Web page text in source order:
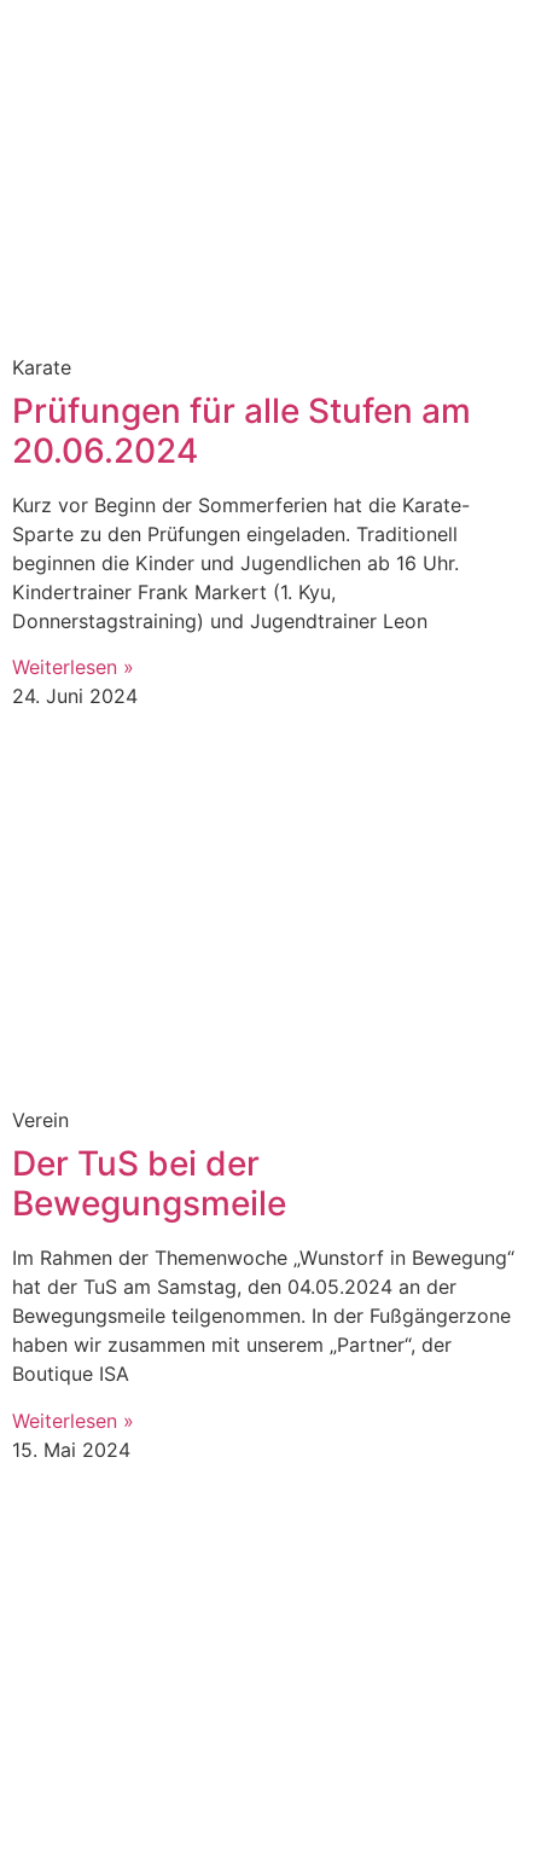
Karate
Prüfungen für alle Stufen am
20.06.2024
Kurz vor Beginn der Sommerferien hat die Karate-
Sparte zu den Prüfungen eingeladen. Traditionell
beginnen die Kinder und Jugendlichen ab 16 Uhr.
Kindertrainer Frank Markert (1. Kyu,
Donnerstagstraining) und Jugendtrainer Leon
Weiterlesen »
24. Juni 2024
Verein
Der TuS bei der
Bewegungsmeile
Im Rahmen der Themenwoche „Wunstorf in Bewegung“
hat der TuS am Samstag, den 04.05.2024 an der
Bewegungsmeile teilgenommen. In der Fußgängerzone
haben wir zusammen mit unserem „Partner“, der
Boutique ISA
Weiterlesen »
15. Mai 2024